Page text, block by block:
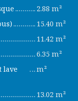
2.88 m²
15.40 m²
11.42 m²
6.35 m²
lave
m²
13.02 m²